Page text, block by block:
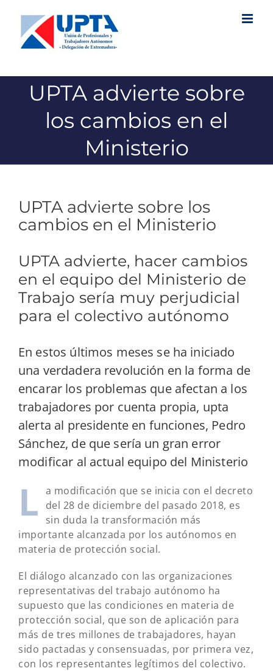
contenido
UPTA advierte sobre
los cambios en el
Ministerio
UPTA advierte sobre los
cambios en el Ministerio
UPTA advierte, hacer cambios
en el equipo del Ministerio de
Trabajo sería muy perjudicial
para el colectivo autónomo
En estos últimos meses se ha iniciado
una verdadera revolución en la forma de
encarar los problemas que afectan a los
trabajadores por cuenta propia, upta
alerta al presidente en funciones, Pedro
Sánchez, de que sería un gran error
modificar al actual equipo del Ministerio
L a modificación que se inicia con el decreto
del 28 de diciembre del pasado 2018, es
sin duda la transformación más
importante alcanzada por los autónomos en
materia de protección social.
El diálogo alcanzado con las organizaciones
representativas del trabajo autónomo ha
supuesto que las condiciones en materia de
protección social, que son de aplicación para
más de tres millones de trabajadores, hayan
sido pactadas y consensuadas, por primera vez,
con los representantes legítimos del colectivo.